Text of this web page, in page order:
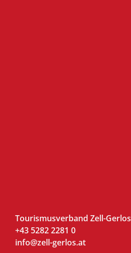
Tourismusverband Zell-Gerlos
+43 5282 2281 0
info@zell-gerlos.at